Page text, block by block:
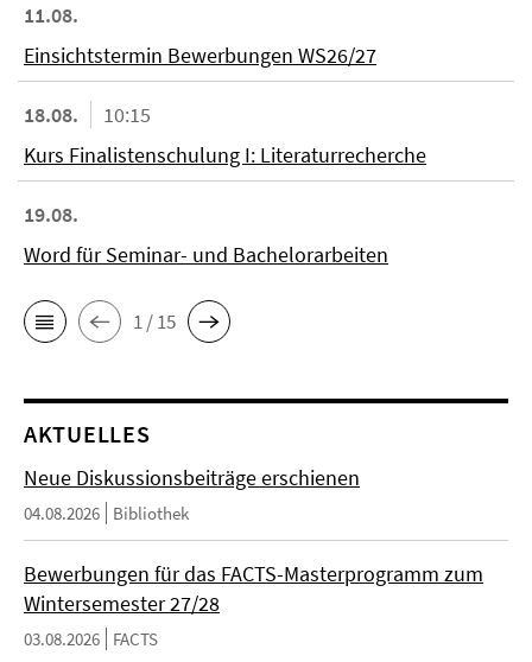
11.08.
Einsichtstermin Bewerbungen WS26/27
18.08.
10:15
Kurs Finalistenschulung I: Literaturrecherche
19.08.
Word für Seminar- und Bachelorarbeiten
1 / 15
AKTUELLES
Neue Diskussionsbeiträge erschienen
04.08.2026 Bibliothek
Bewerbungen für das FACTS-Masterprogramm zum
Wintersemester 27/28
03.08.2026 FACTS